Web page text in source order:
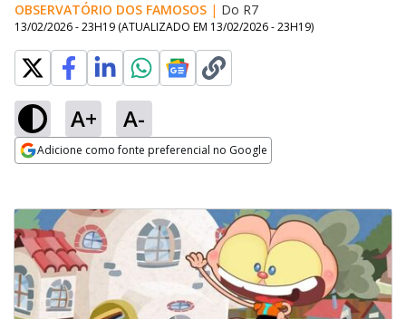
OBSERVATÓRIO DOS FAMOSOS | Do R7
13/02/2026 - 23H19 (ATUALIZADO EM 13/02/2026 - 23H19)
A+ A-
Adicione como fonte preferencial no Google